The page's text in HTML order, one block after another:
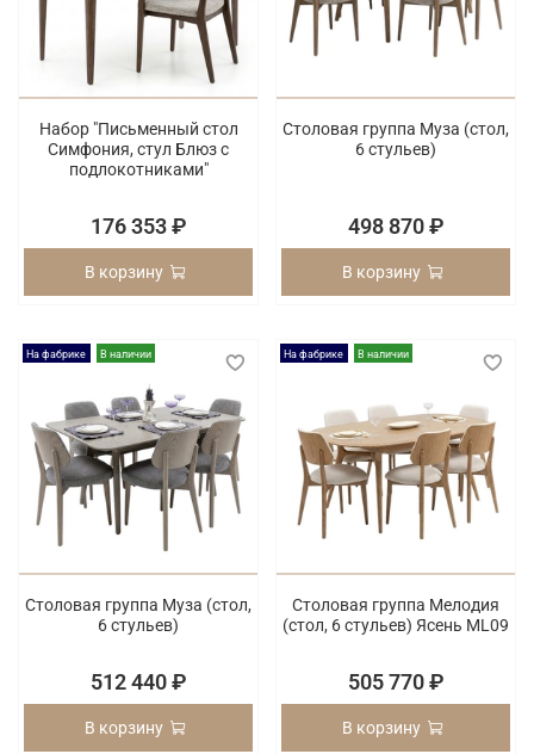
Набор "Письменный стол
Симфония, стул Блюз с
подлокотниками"
176 353 ₽
В корзину
Столовая группа Муза (стол,
6 стульев)
498 870 ₽
В корзину
На фабрике В наличии
Столовая группа Муза (стол,
6 стульев)
512 440 ₽
В корзину
На фабрике В наличии
Столовая группа Мелодия
(cтол, 6 стульев) Ясень ML09
505 770 ₽
В корзину